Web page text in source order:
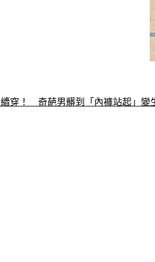
穿！　奇葩男髒到「內褲站起」變